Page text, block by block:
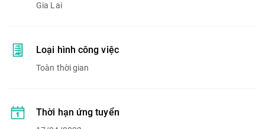
Gia Lai
Loại hình công việc
Toàn thời gian
Thời hạn ứng tuyển